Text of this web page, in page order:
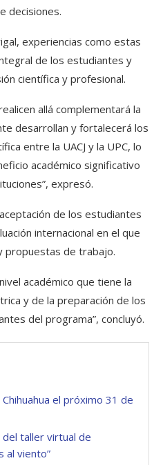
decisiones.
experiencias como estas
de los estudiantes y
científica y profesional.
allá complementará la
desarrollan y fortalecerá los
entre la UACJ y la UPC, lo
académico significativo
expresó.
de los estudiantes
internacional en el que
propuestas de trabajo.
académico que tiene la
y de la preparación de los
del programa”, concluyó.
el próximo 31 de
taller virtual de
al viento”